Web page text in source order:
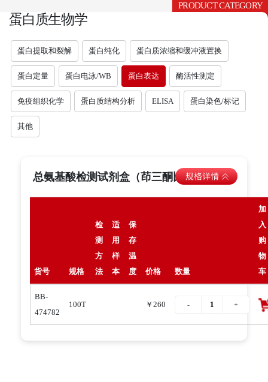
PRODUCT CATEGORY
蛋白质生物学
蛋白提取和裂解 蛋白纯化 蛋白质浓缩和缓冲液置换
蛋白定量 蛋白电泳/WB 蛋白表达 酶活性测定
免疫组织化学 蛋白质结构分析 ELISA 蛋白染色/标记
其他
总氨基酸检测试剂盒（茚三酮比色法）
货号 规格
检
测
方
法
适
用
样
本
保
存
温
度
价格 数量
加
入
购
物
车
BB-
474782
100T ￥260